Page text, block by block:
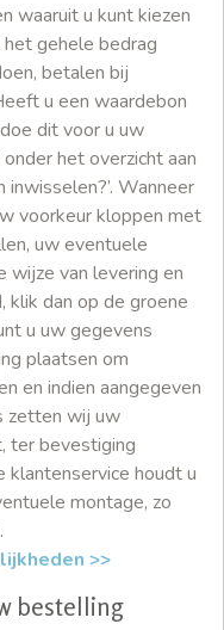
waaruit u kunt kiezen
gehele bedrag
betalen bij
u een waardebon
dit voor u uw
het overzicht aan
Wanneer
voorkeur kloppen met
uw eventuele
wijze van levering en
dan op de groene
u uw gegevens
plaatsen om
en indien aangegeven
zetten wij uw
ter bevestiging
klantenservice houdt u
montage, zo
>>
bestelling